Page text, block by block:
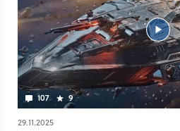
107 9
29.11.2025